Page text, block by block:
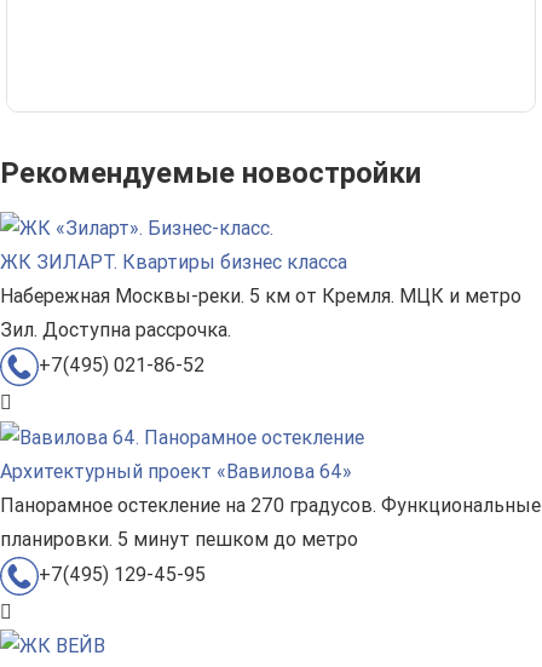
Рекомендуемые новостройки
ЖК ЗИЛАРТ. Квартиры бизнес класса
Набережная Москвы-реки. 5 км от Кремля. МЦК и метро
Зил. Доступна рассрочка.
+7(495) 021-86-52
Архитектурный проект «Вавилова 64»
Панорамное остекление на 270 градусов. Функциональные
планировки. 5 минут пешком до метро
+7(495) 129-45-95